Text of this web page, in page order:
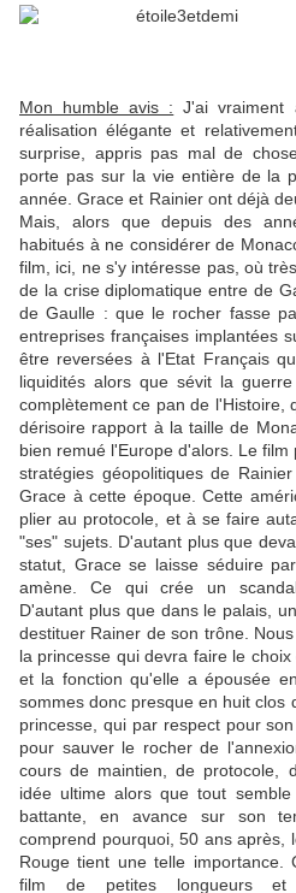
Mon humble avis : J'ai vraiment
réalisation élégante et
surprise, appris pas mal de
porte pas sur la vie entière de la
année. Grace et Rainier ont déjà
Mais, alors que depuis des
habitués à ne considérer de
film, ici, ne s'y intéresse pas, où
de la crise diplomatique entre de
de Gaulle : que le rocher fasse
entreprises françaises implantées
être reversées à l'Etat Français
liquidités alors que sévit la
complètement ce pan de l'Histoire,
dérisoire rapport à la taille de
bien remué l'Europe d'alors. Le
stratégies géopolitiques de
Grace à cette époque. Cette
plier au protocole, et à se faire
"ses" sujets. D'autant plus que
statut, Grace se laisse séduire
amène. Ce qui crée un
D'autant plus que dans le palais,
destituer Rainer de son trône.
la princesse qui devra faire le
et la fonction qu'elle a épousée
sommes donc presque en huit clos
princesse, qui par respect pour
pour sauver le rocher de
cours de maintien, de protocole,
idée ultime alors que tout
battante, en avance sur son
comprend pourquoi, 50 ans après,
Rouge tient une telle
film de petites longueurs et